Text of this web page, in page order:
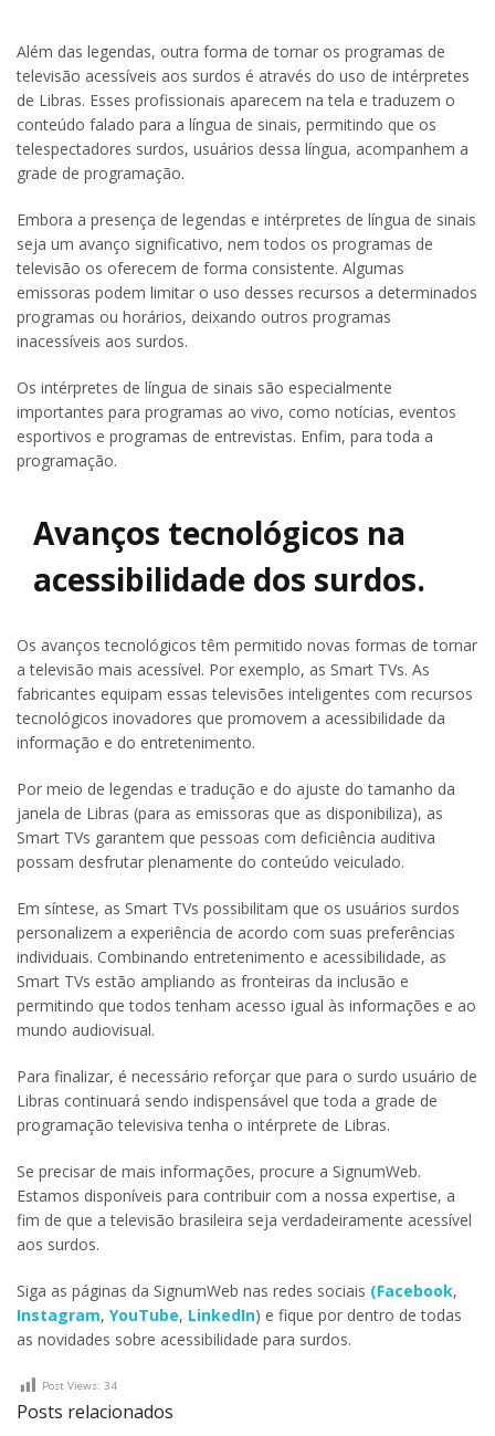
Além das legendas, outra forma de tornar os programas de
televisão acessíveis aos surdos é através do uso de intérpretes
de Libras. Esses profissionais aparecem na tela e traduzem o
conteúdo falado para a língua de sinais, permitindo que os
telespectadores surdos, usuários dessa língua, acompanhem a
grade de programação.
Embora a presença de legendas e intérpretes de língua de sinais
seja um avanço significativo, nem todos os programas de
televisão os oferecem de forma consistente. Algumas
emissoras podem limitar o uso desses recursos a determinados
programas ou horários, deixando outros programas
inacessíveis aos surdos.
Os intérpretes de língua de sinais são especialmente
importantes para programas ao vivo, como notícias, eventos
esportivos e programas de entrevistas. Enfim, para toda a
programação.
Avanços tecnológicos na
acessibilidade dos surdos.
Os avanços tecnológicos têm permitido novas formas de tornar
a televisão mais acessível. Por exemplo, as Smart TVs. As
fabricantes equipam essas televisões inteligentes com recursos
tecnológicos inovadores que promovem a acessibilidade da
informação e do entretenimento.
Por meio de legendas e tradução e do ajuste do tamanho da
janela de Libras (para as emissoras que as disponibiliza), as
Smart TVs garantem que pessoas com deficiência auditiva
possam desfrutar plenamente do conteúdo veiculado.
Em síntese, as Smart TVs possibilitam que os usuários surdos
personalizem a experiência de acordo com suas preferências
individuais. Combinando entretenimento e acessibilidade, as
Smart TVs estão ampliando as fronteiras da inclusão e
permitindo que todos tenham acesso igual às informações e ao
mundo audiovisual.
Para finalizar, é necessário reforçar que para o surdo usuário de
Libras continuará sendo indispensável que toda a grade de
programação televisiva tenha o intérprete de Libras.
Se precisar de mais informações, procure a SignumWeb.
Estamos disponíveis para contribuir com a nossa expertise, a
fim de que a televisão brasileira seja verdadeiramente acessível
aos surdos.
Siga as páginas da SignumWeb nas redes sociais (Facebook,
Instagram, YouTube, LinkedIn) e fique por dentro de todas
as novidades sobre acessibilidade para surdos.
Post Views: 34
Posts relacionados